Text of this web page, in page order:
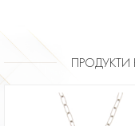
ПРОДУКТИ